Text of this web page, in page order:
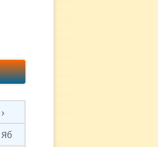
›
Яб